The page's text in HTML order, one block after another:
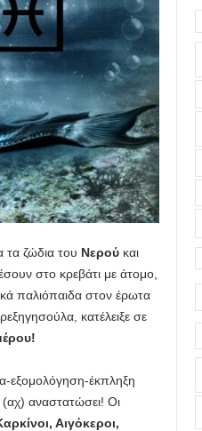
τα ζώδια του Νερούκαι
στο κρεβάτι με άτομο,
παλιόπαιδα στον έρωτα
κατέλειξε σε
εξομολόγηση-έκπληξη
αναστατώσει! Οι
Αιγόκεροι,